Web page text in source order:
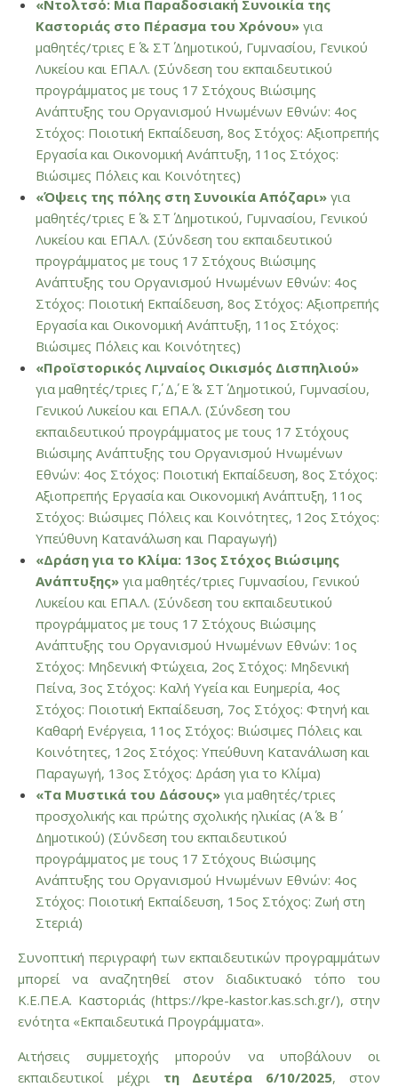
«Ντολτσό: Μια Παραδοσιακή Συνοικία της
Καστοριάς στο Πέρασμα του Χρόνου» για
μαθητές/τριες Ε΄ & ΣΤ΄ Δημοτικού, Γυμνασίου, Γενικού
Λυκείου και ΕΠΑ.Λ. (Σύνδεση του εκπαιδευτικού
προγράμματος με τους 17 Στόχους Βιώσιμης
Ανάπτυξης του Οργανισμού Ηνωμένων Εθνών: 4ος
Στόχος: Ποιοτική Εκπαίδευση, 8ος Στόχος: Αξιοπρεπής
Εργασία και Οικονομική Ανάπτυξη, 11ος Στόχος:
Βιώσιμες Πόλεις και Κοινότητες)
«Όψεις της πόλης στη Συνοικία Απόζαρι» για
μαθητές/τριες Ε΄ & ΣΤ΄ Δημοτικού, Γυμνασίου, Γενικού
Λυκείου και ΕΠΑ.Λ. (Σύνδεση του εκπαιδευτικού
προγράμματος με τους 17 Στόχους Βιώσιμης
Ανάπτυξης του Οργανισμού Ηνωμένων Εθνών: 4ος
Στόχος: Ποιοτική Εκπαίδευση, 8ος Στόχος: Αξιοπρεπής
Εργασία και Οικονομική Ανάπτυξη, 11ος Στόχος:
Βιώσιμες Πόλεις και Κοινότητες)
«Προϊστορικός Λιμναίος Οικισμός Δισπηλιού»
για μαθητές/τριες Γ΄, Δ΄, E΄ & ΣΤ΄ Δημοτικού, Γυμνασίου,
Γενικού Λυκείου και ΕΠΑ.Λ. (Σύνδεση του
εκπαιδευτικού προγράμματος με τους 17 Στόχους
Βιώσιμης Ανάπτυξης του Οργανισμού Ηνωμένων
Εθνών: 4ος Στόχος: Ποιοτική Εκπαίδευση, 8ος Στόχος:
Αξιοπρεπής Εργασία και Οικονομική Ανάπτυξη, 11ος
Στόχος: Βιώσιμες Πόλεις και Κοινότητες, 12ος Στόχος:
Υπεύθυνη Κατανάλωση και Παραγωγή)
«Δράση για το Κλίμα: 13ος Στόχος Βιώσιμης
Ανάπτυξης» για μαθητές/τριες Γυμνασίου, Γενικού
Λυκείου και ΕΠΑ.Λ. (Σύνδεση του εκπαιδευτικού
προγράμματος με τους 17 Στόχους Βιώσιμης
Ανάπτυξης του Οργανισμού Ηνωμένων Εθνών: 1ος
Στόχος: Μηδενική Φτώχεια, 2ος Στόχος: Μηδενική
Πείνα, 3ος Στόχος: Καλή Υγεία και Ευημερία, 4ος
Στόχος: Ποιοτική Εκπαίδευση, 7ος Στόχος: Φτηνή και
Καθαρή Ενέργεια, 11ος Στόχος: Βιώσιμες Πόλεις και
Κοινότητες, 12ος Στόχος: Υπεύθυνη Κατανάλωση και
Παραγωγή, 13ος Στόχος: Δράση για το Κλίμα)
«Τα Μυστικά του Δάσους» για μαθητές/τριες
προσχολικής και πρώτης σχολικής ηλικίας (Α΄ & Β΄
Δημοτικού) (Σύνδεση του εκπαιδευτικού
προγράμματος με τους 17 Στόχους Βιώσιμης
Ανάπτυξης του Οργανισμού Ηνωμένων Εθνών: 4ος
Στόχος: Ποιοτική Εκπαίδευση, 15ος Στόχος: Ζωή στη
Στεριά)
Συνοπτική περιγραφή των εκπαιδευτικών προγραμμάτων
μπορεί να αναζητηθεί στον διαδικτυακό τόπο του
Κ.Ε.ΠΕ.Α. Καστοριάς (https://kpe-kastor.kas.sch.gr/), στην
ενότητα «Εκπαιδευτικά Προγράμματα».
Αιτήσεις συμμετοχής μπορούν να υποβάλουν οι
εκπαιδευτικοί μέχρι τη Δευτέρα 6/10/2025, στον